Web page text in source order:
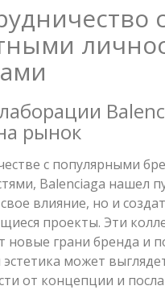
рынок
с популярными
Balenciaga нашел
влияние, но и
проекты. Эти
новые грани бренда и
эстетика может
от концепции и